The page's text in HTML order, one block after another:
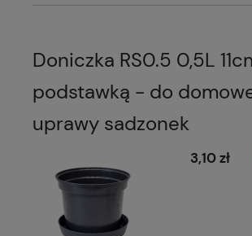
Doniczka RS0.5 0,5L
podstawką - do
uprawy sadzonek
3,10 zł